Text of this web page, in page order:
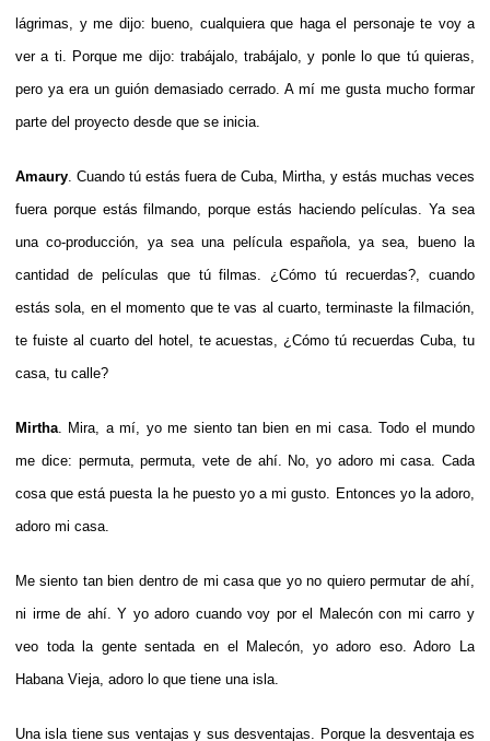
lágrimas, y me dijo: bueno, cualquiera que haga el personaje te voy a
ver a ti. Porque me dijo: trabájalo, trabájalo, y ponle lo que tú quieras,
pero ya era un guión demasiado cerrado. A mí me gusta mucho formar
parte del proyecto desde que se inicia.
Amaury . Cuando tú estás fuera de Cuba, Mirtha, y estás muchas veces
fuera porque estás filmando, porque estás haciendo películas. Ya sea
una co-producción, ya sea una película española, ya sea, bueno la
cantidad de películas que tú filmas. ¿Cómo tú recuerdas?, cuando
estás sola, en el momento que te vas al cuarto, terminaste la filmación,
te fuiste al cuarto del hotel, te acuestas, ¿Cómo tú recuerdas Cuba, tu
casa, tu calle?
Mirtha . Mira, a mí, yo me siento tan bien en mi casa. Todo el mundo
me dice: permuta, permuta, vete de ahí. No, yo adoro mi casa. Cada
cosa que está puesta la he puesto yo a mi gusto. Entonces yo la adoro,
adoro mi casa.
Me siento tan bien dentro de mi casa que yo no quiero permutar de ahí,
ni irme de ahí. Y yo adoro cuando voy por el Malecón con mi carro y
veo toda la gente sentada en el Malecón, yo adoro eso. Adoro La
Habana Vieja, adoro lo que tiene una isla.
Una isla tiene sus ventajas y sus desventajas. Porque la desventaja es